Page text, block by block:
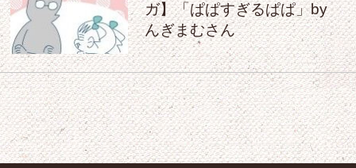
ガ】「ぱぱすぎるぱぱ」by
んぎまむさん